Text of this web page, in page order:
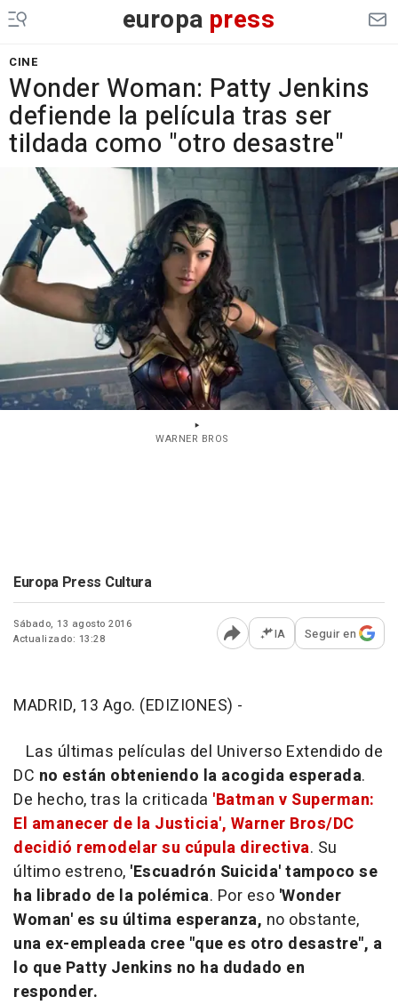
europa press
CINE
Wonder Woman: Patty Jenkins
defiende la película tras ser
tildada como "otro desastre"
WARNER BROS
Europa Press Cultura
Sábado, 13 agosto 2016
Actualizado: 13:28
Abrir opciones para
IA Seguir en
MADRID, 13 Ago. (EDIZIONES) -
Las últimas películas del Universo Extendido de
DC no están obteniendo la acogida esperada.
De hecho, tras la criticada 'Batman v Superman:
El amanecer de la Justicia', Warner Bros/DC
decidió remodelar su cúpula directiva. Su
último estreno, 'Escuadrón Suicida' tampoco se
ha librado de la polémica. Por eso 'Wonder
Woman' es su última esperanza, no obstante,
una ex-empleada cree "que es otro desastre", a
lo que Patty Jenkins no ha dudado en
responder.